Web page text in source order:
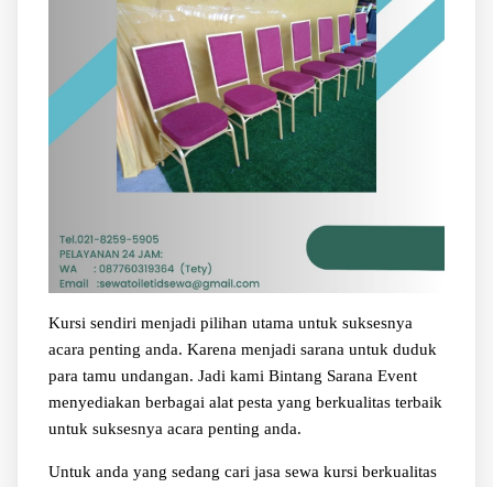
Kursi sendiri menjadi pilihan utama untuk suksesnya
acara penting anda. Karena menjadi sarana untuk duduk
para tamu undangan. Jadi kami Bintang Sarana Event
menyediakan berbagai alat pesta yang berkualitas terbaik
untuk suksesnya acara penting anda.
Untuk anda yang sedang cari jasa sewa kursi berkualitas